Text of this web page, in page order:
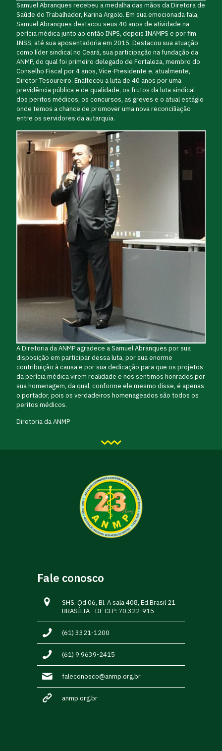
Samuel Abranques recebeu a medalha das mãos da Diretora de
Saúde do Trabalhador, Karina Argolo. Em sua emocionada fala,
Samuel Abranques destacou seus 40 anos de atividade na
perícia médica junto ao então INPS, depois INAMPS e por fim
INSS, até sua aposentadoria em 2015. Destacou sua atuação
como líder sindical no Ceará, sua participação na fundação da
ANMP, do qual foi primeiro delegado de Fortaleza, membro do
Conselho Fiscal por 4 anos, Vice-Presidente e, atualmente,
Diretor Tesoureiro. Enalteceu a luta de 40 anos por uma
previdência pública e de qualidade, os frutos da luta sindical
dos peritos médicos, os concursos, as greves e o atual estágio
onde temos a chance de promover uma nova reconciliação
entre os servidores da autarquia.
A Diretoria da ANMP agradece a Samuel Abranques por sua
disposição em participar dessa luta, por sua enorme
contribuição à causa e por sua dedicação para que os projetos
da perícia médica virem realidade e nos sentimos honrados por
sua homenagem, da qual, conforme ele mesmo disse, é apenas
o portador, pois os verdadeiros homenageados são todos os
peritos médicos.
Diretoria da ANMP
Fale conosco
SHS. Qd 06, Bl. A sala 408, Ed.Brasil 21
BRASÍLIA - DF CEP: 70.322-915
(61) 3321-1200
(61) 9.9639-2415
faleconosco@anmp.org.br
anmp.org.br